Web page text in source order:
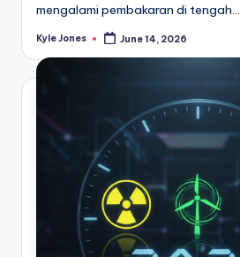
mengalami pembakaran di tengah…
Posted
Kyle Jones June 14, 2026